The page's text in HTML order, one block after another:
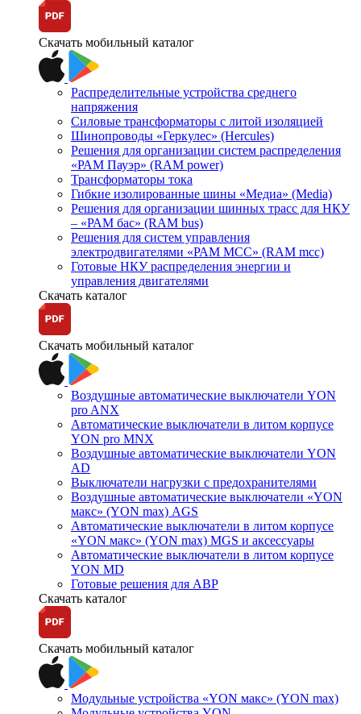
Скачать мобильный каталог
Распределительные устройства среднего
напряжения
Силовые трансформаторы с литой изоляцией
Шинопроводы «Геркулес» (Hercules)
Решения для организации систем распределения
«РАМ Пауэр» (RAM power)
Трансформаторы тока
Гибкие изолированные шины «Медиа» (Media)
Решения для организации шинных трасс для НКУ
– «РАМ бас» (RAM bus)
Решения для систем управления
электродвигателями «РАМ МСС» (RAM mcc)
Готовые НКУ распределения энергии и
управления двигателями
Скачать каталог
Скачать мобильный каталог
Воздушные автоматические выключатели YON
pro ANX
Автоматические выключатели в литом корпусе
YON pro MNX
Воздушные автоматические выключатели YON
AD
Выключатели нагрузки с предохранителями
Воздушные автоматические выключатели «YON
макс» (YON max) AGS
Автоматические выключатели в литом корпусе
«YON макс» (YON max) MGS и аксессуары
Автоматические выключатели в литом корпусе
YON MD
Готовые решения для АВР
Скачать каталог
Скачать мобильный каталог
Модульные устройства «YON макс» (YON max)